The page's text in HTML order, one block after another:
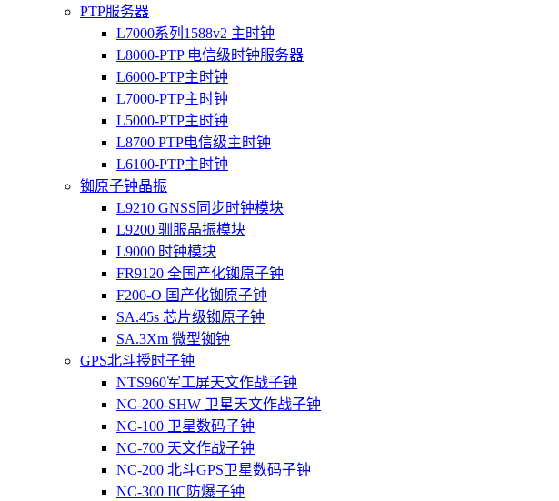
PTP服务器
L7000系列1588v2 主时钟
L8000-PTP 电信级时钟服务器
L6000-PTP主时钟
L7000-PTP主时钟
L5000-PTP主时钟
L8700 PTP电信级主时钟
L6100-PTP主时钟
铷原子钟晶振
L9210 GNSS同步时钟模块
L9200 驯服晶振模块
L9000 时钟模块
FR9120 全国产化铷原子钟
F200-O 国产化铷原子钟
SA.45s 芯片级铷原子钟
SA.3Xm 微型铷钟
GPS北斗授时子钟
NTS960军工屏天文作战子钟
NC-200-SHW 卫星天文作战子钟
NC-100 卫星数码子钟
NC-700 天文作战子钟
NC-200 北斗GPS卫星数码子钟
NC-300 IIC防爆子钟